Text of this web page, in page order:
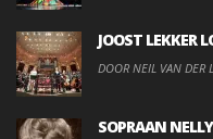
JOOST LEKKER
DOOR NEIL VAN DER
SOPRAAN